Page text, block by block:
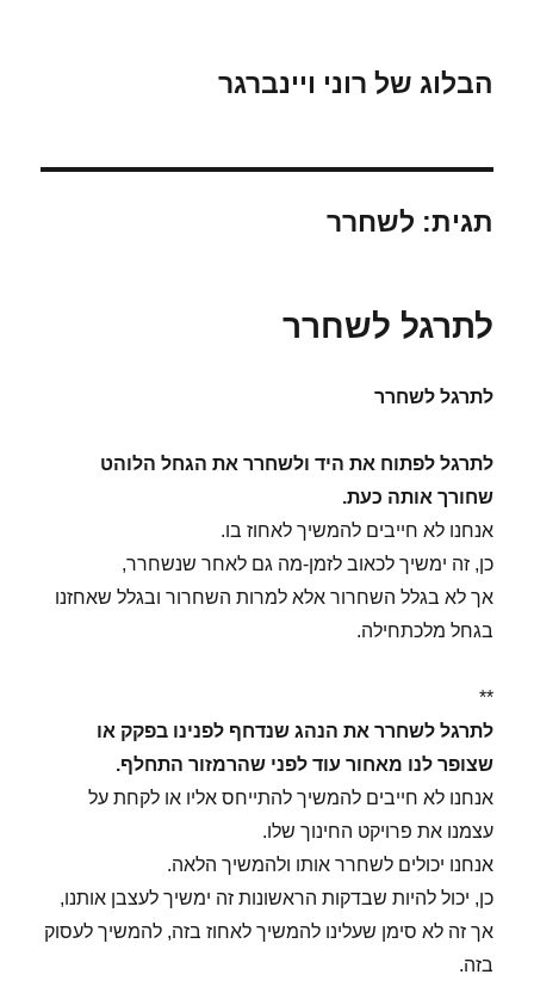
הבלוג של רוני ויינברגר
תגית: לשחרר
לתרגל לשחרר
לתרגל לשחרר
לתרגל לפתוח את היד ולשחרר את הגחל הלוהט
שחורך אותה כעת.
אנחנו לא חייבים להמשיך לאחוז בו.
כן, זה ימשיך לכאוב לזמן-מה גם לאחר שנשחרר,
אך לא בגלל השחרור אלא למרות השחרור ובגלל שאחזנו
בגחל מלכתחילה.
**
לתרגל לשחרר את הנהג שנדחף לפנינו בפקק או
שצופר לנו מאחור עוד לפני שהרמזור התחלף.
אנחנו לא חייבים להמשיך להתייחס אליו או לקחת על
עצמנו את פרויקט החינוך שלו.
אנחנו יכולים לשחרר אותו ולהמשיך הלאה.
כן, יכול להיות שבדקות הראשונות זה ימשיך לעצבן אותנו,
אך זה לא סימן שעלינו להמשיך לאחוז בזה, להמשיך לעסוק
בזה.